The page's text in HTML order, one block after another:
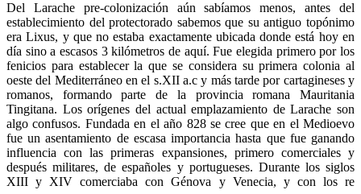
Del Larache pre-colonización aún sabíamos menos, antes del
establecimiento del protectorado sabemos que su antiguo topónimo
era Lixus, y que no estaba exactamente ubicada donde está hoy en
día sino a escasos 3 kilómetros de aquí. Fue elegida primero por los
fenicios para establecer la que se considera su primera colonia al
oeste del Mediterráneo en el s.XII a.c y más tarde por cartagineses y
romanos, formando parte de la provincia romana Mauritania
Tingitana. Los orígenes del actual emplazamiento de Larache son
algo confusos. Fundada en el año 828 se cree que en el Medioevo
fue un asentamiento de escasa importancia hasta que fue ganando
influencia con las primeras expansiones, primero comerciales y
después militares, de españoles y portugueses. Durante los siglos
XIII y XIV comerciaba con Génova y Venecia, y con los re